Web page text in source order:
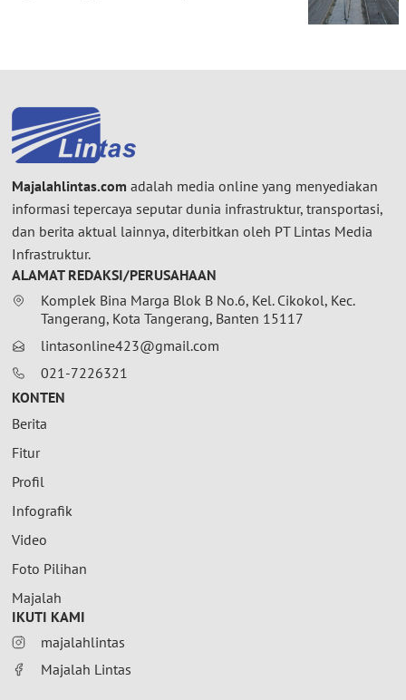
Majalahlintas.com adalah media online yang menyediakan
informasi tepercaya seputar dunia infrastruktur, transportasi,
dan berita aktual lainnya, diterbitkan oleh PT Lintas Media
Infrastruktur.
ALAMAT REDAKSI/PERUSAHAAN
Komplek Bina Marga Blok B No.6, Kel. Cikokol, Kec.
Tangerang, Kota Tangerang, Banten 15117
lintasonline423@gmail.com
021-7226321
KONTEN
Berita
Fitur
Profil
Infografik
Video
Foto Pilihan
Majalah
IKUTI KAMI
majalahlintas
Majalah Lintas